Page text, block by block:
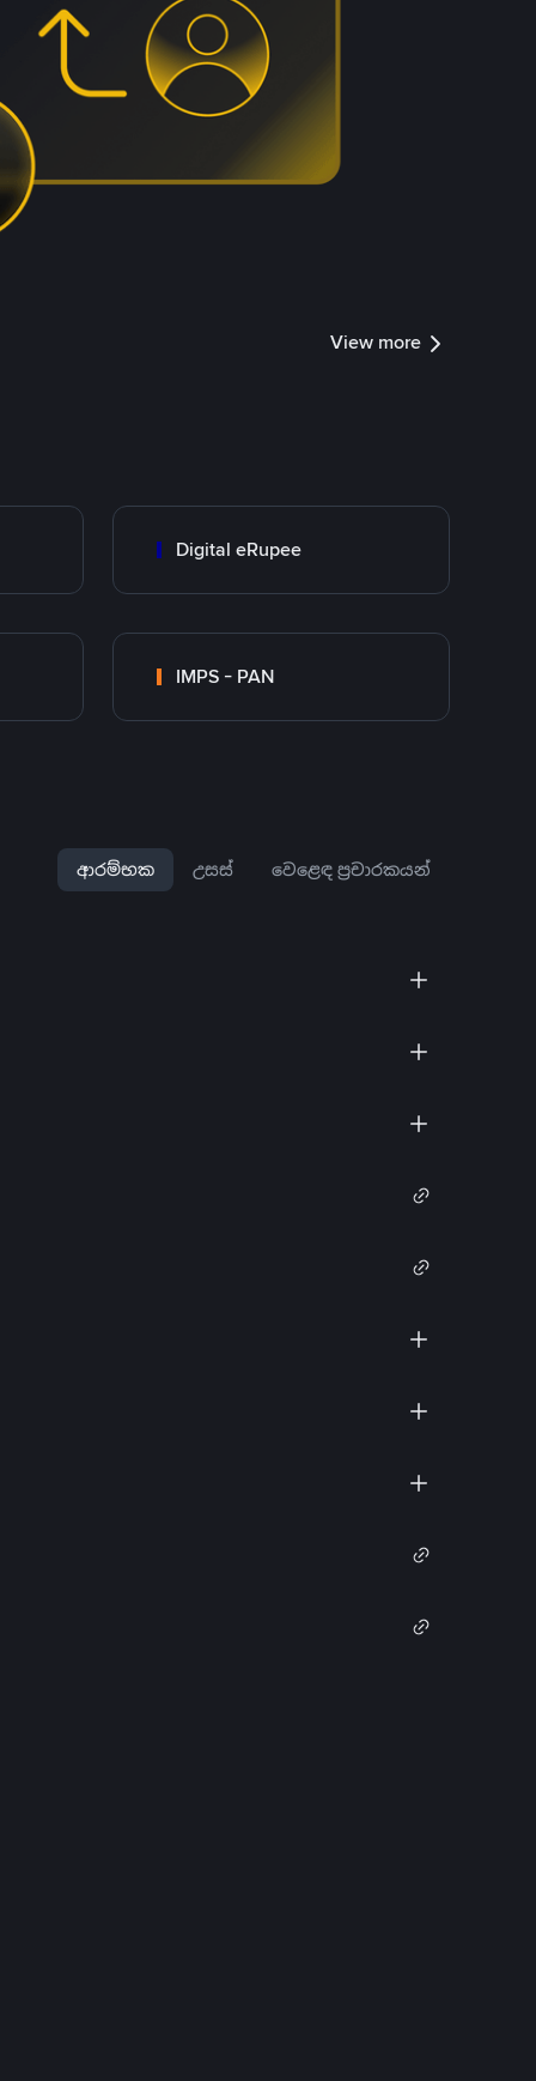
View more
Digital eRupee
IMPS - PAN
ආරම්භක උසස් වෙළෙඳ ප්‍රචාරකයන්